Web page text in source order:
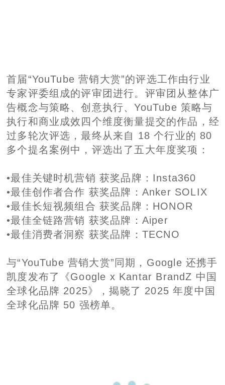
首届“YouTube 营销大赏”的评选工作由行业
专家评委组成的评审团进行。评审团从整体广
告概念与策略、创意执行、YouTube 策略与
执行和商业成效四个维度衡量提交的作品，经
过多轮次评选，最终从来自 18 个行业的 80
多个提名案例中，评选出了五大年度奖项：
•最佳关键时机营销 获奖品牌：Insta360
•最佳创作者合作 获奖品牌：Anker SOLIX
•最佳长短视频组合 获奖品牌：HONOR
•最佳全链路营销 获奖品牌：Aiper
•最佳消费者洞察 获奖品牌：TECNO
与“YouTube 营销大赏”同期，Google 还携手
凯度发布了《Google x Kantar BrandZ 中国
全球化品牌 2025》，揭晓了 2025 年度中国
全球化品牌 50 强榜单。